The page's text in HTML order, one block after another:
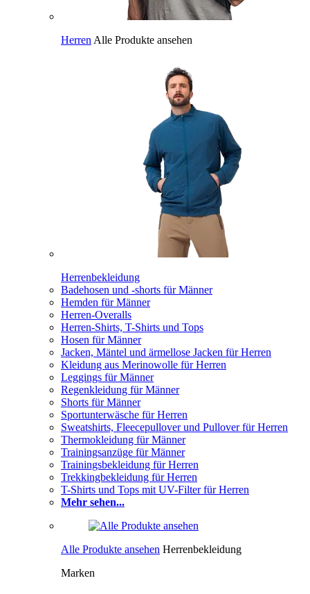
Herren Alle Produkte ansehen
Herrenbekleidung
Badehosen und -shorts für Männer
Hemden für Männer
Herren-Overalls
Herren-Shirts, T-Shirts und Tops
Hosen für Männer
Jacken, Mäntel und ärmellose Jacken für Herren
Kleidung aus Merinowolle für Herren
Leggings für Männer
Regenkleidung für Männer
Shorts für Männer
Sportunterwäsche für Herren
Sweatshirts, Fleecepullover und Pullover für Herren
Thermokleidung für Männer
Trainingsanzüge für Männer
Trainingsbekleidung für Herren
Trekkingbekleidung für Herren
T-Shirts und Tops mit UV-Filter für Herren
Mehr sehen...
Alle Produkte ansehen Herrenbekleidung
Marken